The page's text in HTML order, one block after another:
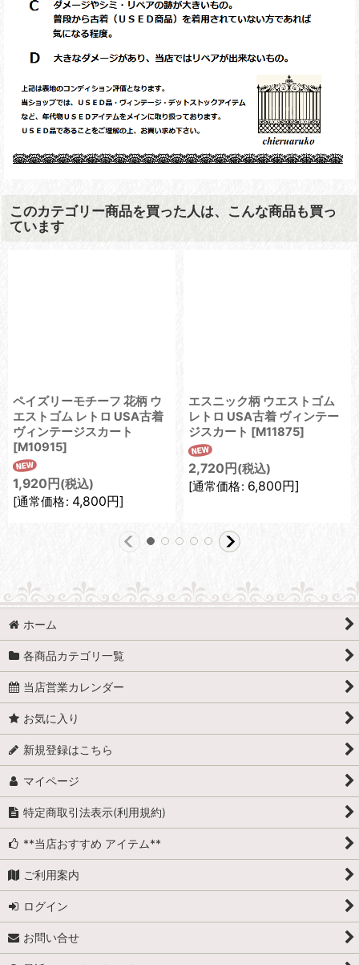
このカテゴリー商品を買った人は、こんな商品も買っ
ています
ペイズリーモチーフ 花柄 ウ
エストゴム レトロ USA古着
ヴィンテージスカート
[M10915]
1,920 円 (税込)
[通常価格: 4,800円]
エスニック柄 ウエストゴム
レトロ USA古着 ヴィンテー
ジスカート [M11875]
2,720 円 (税込)
[通常価格: 6,800円]
ホーム
各商品カテゴリ一覧
当店営業カレンダー
お気に入り
新規登録はこちら
マイページ
特定商取引法表示(利用規約)
**当店おすすめ アイテム**
ご利用案内
ログイン
お問い合せ